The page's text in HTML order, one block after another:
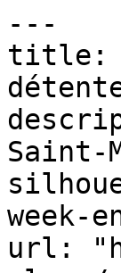
---
title:
Saint-
week-
url: